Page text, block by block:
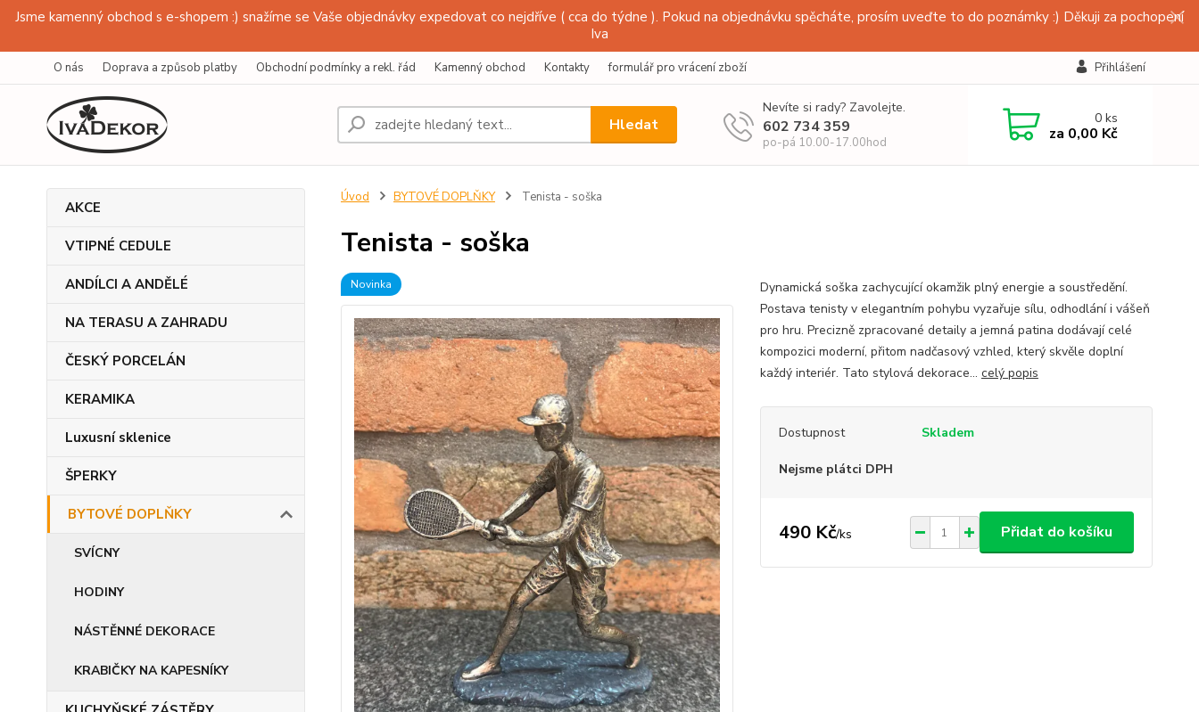
Jsme kamenný obchod s e-shopem :) snažíme se Vaše objednávky expedovat co nejdříve ( cca do týdne ). Pokud na objednávku spěcháte, prosím uveďte to do poznámky :) Děkuji za pochopení
Iva
O nás Doprava a způsob platby Obchodní podmínky a rekl. řád Kamenný obchod Kontakty formulář pro vrácení zboží Přihlášení
Hledat
Nevíte si rady? Zavolejte.
602 734 359
po-pá 10.00-17.00hod
0ks
za 0,00 Kč
AKCE
VTIPNÉ CEDULE
ANDÍLCI A ANDĚLÉ
NA TERASU A ZAHRADU
ČESKÝ PORCELÁN
KERAMIKA
Luxusní sklenice
ŠPERKY
BYTOVÉ DOPLŇKY
SVÍCNY
HODINY
NÁSTĚNNÉ DEKORACE
KRABIČKY NA KAPESNÍKY
Úvod BYTOVÉ DOPLŇKY Tenista - soška
Tenista - soška
Novinka
Dynamická soška zachycující okamžik plný energie a soustředění.
Postava tenisty v elegantním pohybu vyzařuje sílu, odhodlání i vášeň
pro hru. Precizně zpracované detaily a jemná patina dodávají celé
kompozici moderní, přitom nadčasový vzhled, který skvěle doplní
každý interiér. Tato stylová dekorace... celý popis
Dostupnost Skladem
Nejsme plátci DPH
490 Kč/ks Přidat do košíku